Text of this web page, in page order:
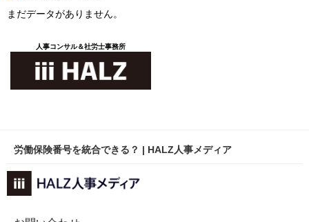
まだデータがありません。
人事コンサル＆社労士事務所
労働保険番号を統合できる？ | HALZ人事メディア